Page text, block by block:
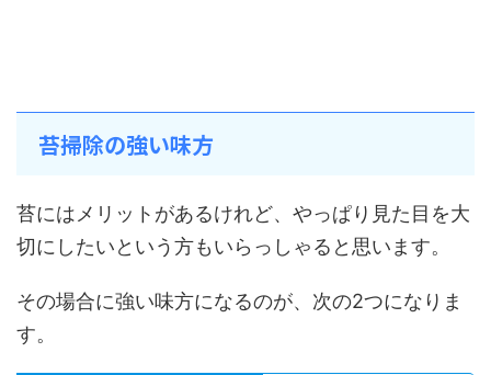
苔掃除の強い味方
苔にはメリットがあるけれど、やっぱり見た目を大
切にしたいという方もいらっしゃると思います。
その場合に強い味方になるのが、次の2つになりま
す。